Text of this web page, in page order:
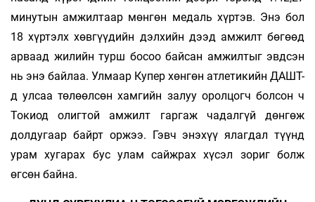
минутын амжилтаар мөнгөн медаль хүртэв. Энэ бол
18 хүртэлх хөвгүүдийн дэлхийн дээд амжилт бөгөөд
арваад жилийн турш босоо байсан амжилтыг эвдсэн
нь энэ байлаа. Улмаар Купер хөнгөн атлетикийн ДАШТ-
д улсаа төлөөлсөн хамгийн залуу оролцогч болсон ч
Токиод олигтой амжилт гаргаж чадалгүй дөнгөж
долдугаар байрт оржээ. Гэвч энэхүү ялагдал түүнд
урам хугарах бус улам сайжрах хүсэл зориг болж
өгсөн байна.